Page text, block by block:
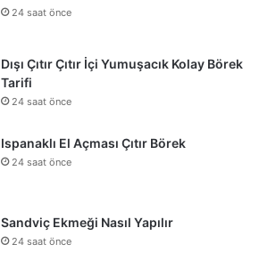
24 saat önce
Dışı Çıtır Çıtır İçi Yumuşacık Kolay Börek
Tarifi
24 saat önce
Ispanaklı El Açması Çıtır Börek
24 saat önce
Sandviç Ekmeği Nasıl Yapılır
24 saat önce